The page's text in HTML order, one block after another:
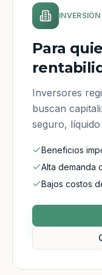
INVERSIÓN
Para
Inversores
buscan
seguro,
Beneficios
Alta demanda
Bajos costos